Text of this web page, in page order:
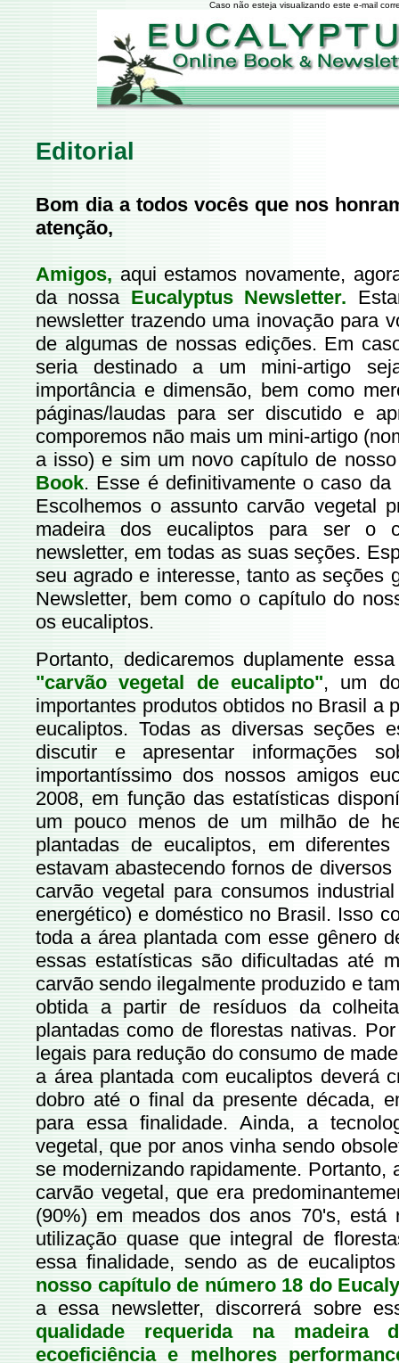
Caso não esteja visualizando este e-mail
Editorial
Bom dia a todos vocês que nos
atenção,
Amigos, aqui estamos novamente,
da nossa Eucalyptus Newsletter.
newsletter trazendo uma inovação para
de algumas de nossas edições. Em
seria destinado a um mini-artigo
importância e dimensão, bem como
páginas/laudas para ser discutido e
comporemos não mais um mini-artigo
a isso) e sim um novo capítulo de
Book. Esse é definitivamente o caso da
Escolhemos o assunto carvão vegetal
madeira dos eucaliptos para ser o
newsletter, em todas as suas seções.
seu agrado e interesse, tanto as seções
Newsletter, bem como o capítulo do
os eucaliptos.
Portanto, dedicaremos duplamente
"carvão vegetal de eucalipto", um
importantes produtos obtidos no Brasil a
eucaliptos. Todas as diversas seções
discutir e apresentar informações
importantíssimo dos nossos amigos
2008, em função das estatísticas
um pouco menos de um milhão de
plantadas de eucaliptos, em
estavam abastecendo fornos de
carvão vegetal para consumos
energético) e doméstico no Brasil. Isso
toda a área plantada com esse gênero
essas estatísticas são dificultadas até
carvão sendo ilegalmente produzido e
obtida a partir de resíduos da
plantadas como de florestas nativas.
legais para redução do consumo de
a área plantada com eucaliptos deverá
dobro até o final da presente década,
para essa finalidade. Ainda, a
vegetal, que por anos vinha sendo
se modernizando rapidamente. Portanto,
carvão vegetal, que era
(90%) em meados dos anos 70's, está
utilização quase que integral de
essa finalidade, sendo as de
nosso capítulo de número 18 do
a essa newsletter, discorrerá sobre
qualidade requerida na madeira
ecoeficiência e melhores